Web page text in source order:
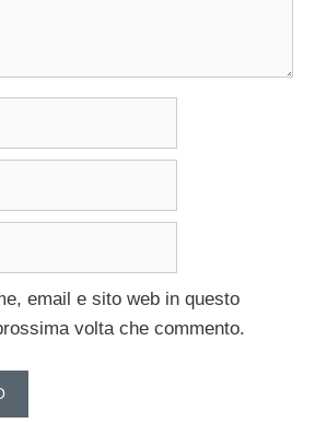
email e sito web in questo
volta che commento.